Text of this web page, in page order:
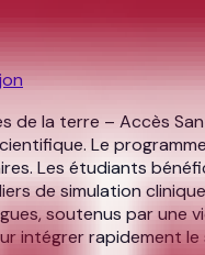
de la terre – Accès
Le
Les étudiants
de simulation
soutenus par
intégrer rapidement